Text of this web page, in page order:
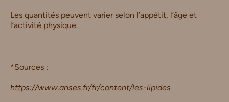
Les quantités peuvent varier selon l’appétit, l’âge et
l’activité physique.
*Sources :
https://www.anses.fr/fr/content/les-lipides